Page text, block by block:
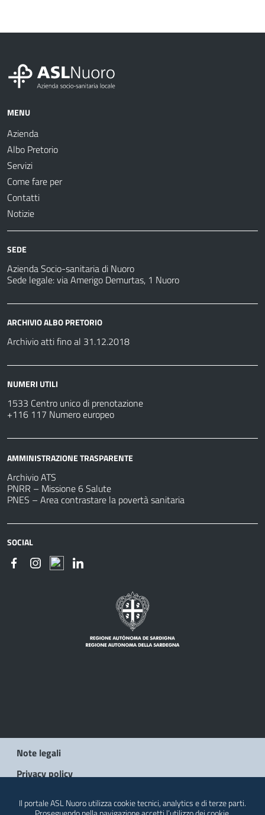
MENU
Azienda
Albo Pretorio
Servizi
Come fare per
Contatti
Notizie
SEDE
Azienda Socio-sanitaria di Nuoro
Sede legale: via Amerigo Demurtas, 1 Nuoro
ARCHIVIO ALBO PRETORIO
Archivio atti fino al 31.12.2018
NUMERI UTILI
1533 Centro unico di prenotazione
+116 117 Numero europeo
AMMINISTRAZIONE TRASPARENTE
Archivio ATS
PNRR – Missione 6 Salute
PNES – Area contrastare la povertà sanitaria
SOCIAL
Note legali
Privacy policy
Il portale ASL Nuoro utilizza cookie tecnici, analytics e di terze parti.